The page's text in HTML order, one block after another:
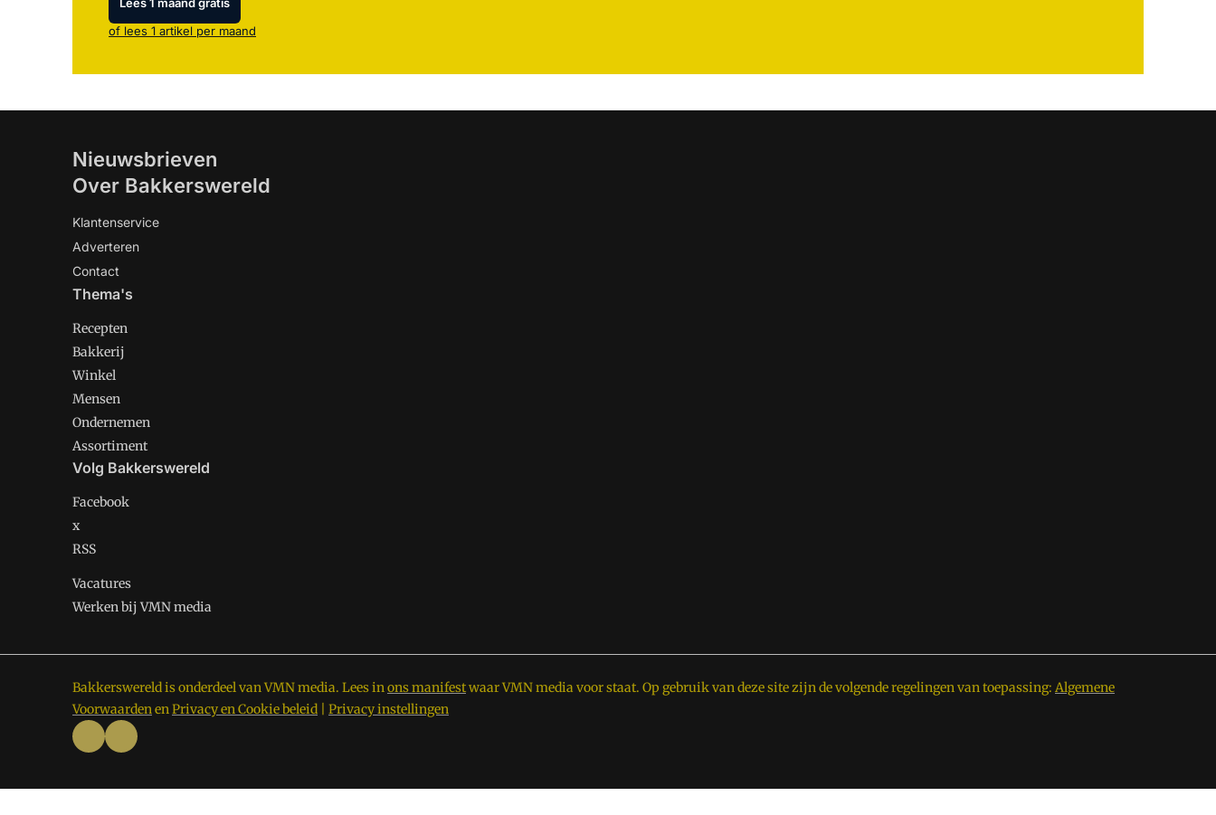
of lees 1 artikel per maand
Nieuwsbrieven
Over Bakkerswereld
Klantenservice
Adverteren
Contact
Thema's
Recepten
Bakkerij
Winkel
Mensen
Ondernemen
Assortiment
Volg Bakkerswereld
Facebook
x
RSS
Vacatures
Werken bij VMN media
Bakkerswereld is onderdeel van VMN media. Lees inons manifestwaar VMN media voor staat. Op gebruik van deze site zijn de volgende regelingen van toepassing: Algemene
VoorwaardenenPrivacy en Cookie beleid Privacy instellingen